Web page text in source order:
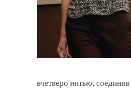
вчетверо нитью,